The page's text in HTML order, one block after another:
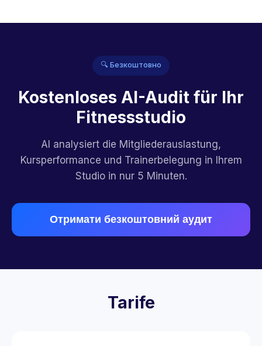
🔍 Безкоштовно
Kostenloses AI-Audit für Ihr
Fitnessstudio
AI analysiert die Mitgliederauslastung,
Kursperformance und Trainerbelegung in Ihrem
Studio in nur 5 Minuten.
Отримати безкоштовний аудит
Tarife